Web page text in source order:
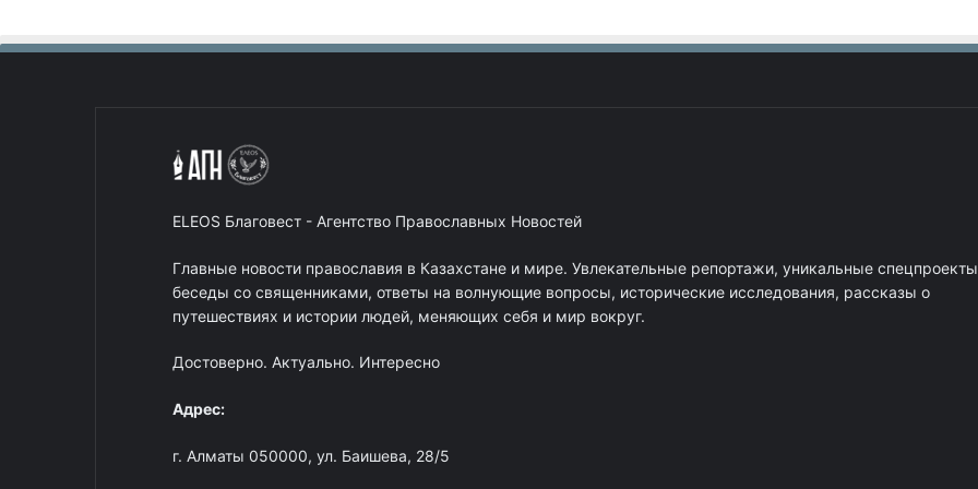
ELEOS Благовест - Агентство Православных Новостей
Главные новости православия в Казахстане и мире. Увлекательные репортажи, уникальные
беседы со священниками, ответы на волнующие вопросы, исторические исследования, рассказы о
путешествиях и истории людей, меняющих себя и мир вокруг.
Достоверно. Актуально. Интересно
Адрес:
г. Алматы 050000, ул. Баишева, 28/5